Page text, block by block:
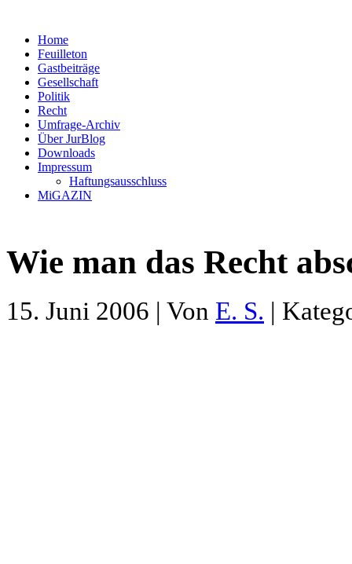
Home
Feuilleton
Gastbeiträge
Gesellschaft
Politik
Recht
Umfrage-Archiv
Über JurBlog
Downloads
Impressum
Haftungsausschluss
MiGAZIN
Wie man das Recht
15. Juni 2006 | Von E. S. |